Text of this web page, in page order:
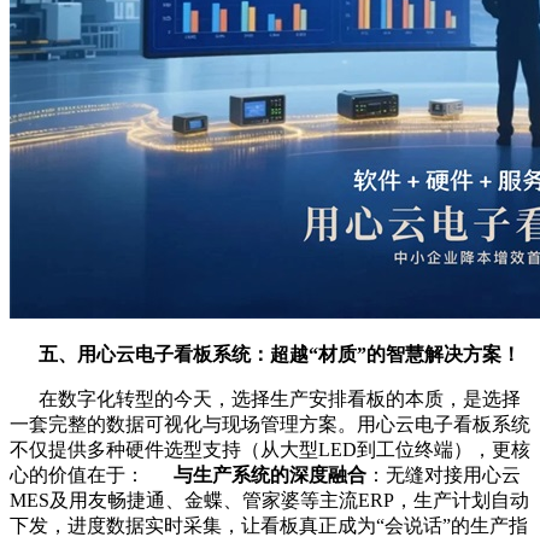
五、用心云电子看板系统：超越“材质”的智慧解决方案！
在数字化转型的今天，选择生产安排看板的本质，是选择
一套完整的数据可视化与现场管理方案。用心云电子看板系统
不仅提供多种硬件选型支持（从大型LED到工位终端），更核
心的价值在于：
与生产系统的深度融合 ：无缝对接用心云
MES及用友畅捷通、金蝶、管家婆等主流ERP，生产计划自动
下发，进度数据实时采集，让看板真正成为“会说话”的生产指